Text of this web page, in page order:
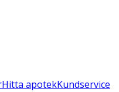
Hitta apotekKundservice